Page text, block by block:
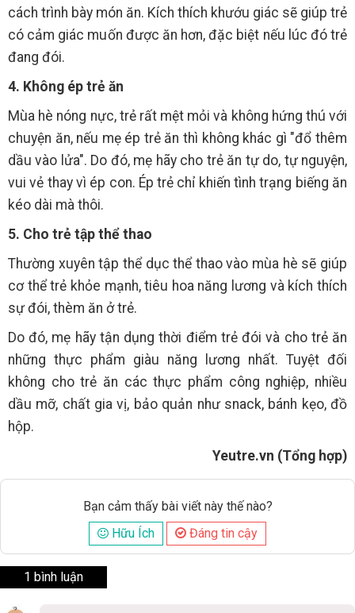
cách trình bày món ăn. Kích thích khướu giác sẽ giúp trẻ
có cảm giác muốn được ăn hơn, đặc biệt nếu lúc đó trẻ
đang đói.
4. Không ép trẻ ăn
Mùa hè nóng nực, trẻ rất mệt mỏi và không hứng thú với
chuyện ăn, nếu mẹ ép trẻ ăn thì không khác gì "đổ thêm
dầu vào lửa". Do đó, mẹ hãy cho trẻ ăn tự do, tự nguyện,
vui vẻ thay vì ép con. Ép trẻ chỉ khiến tình trạng biếng ăn
kéo dài mà thôi.
5. Cho trẻ tập thể thao
Thường xuyên tập thể dục thể thao vào mùa hè sẽ giúp
cơ thể trẻ khỏe mạnh, tiêu hoa năng lương và kích thích
sự đói, thèm ăn ở trẻ.
Do đó, mẹ hãy tận dụng thời điểm trẻ đói và cho trẻ ăn
những thực phẩm giàu năng lương nhất. Tuyệt đối
không cho trẻ ăn các thực phẩm công nghiệp, nhiều
dầu mỡ, chất gia vị, bảo quản như snack, bánh kẹo, đồ
hộp.
Yeutre.vn (Tổng hợp)
Bạn cảm thấy bài viết này thế nào?
Hữu Ích
Đáng tin cậy
1 bình luận